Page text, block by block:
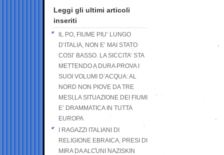
Leggi gli ultimi articoli
inseriti
IL PO, FIUME PIU’ LUNGO
D’ITALIA, NON E’ MAI STATO
COSI’ BASSO. LA SICCITA’ STA
METTENDO A DURA PROVA I
SUOI VOLUMI D’ACQUA: AL
NORD NON PIOVE DA TRE
MESI,LA SITUAZIONE DEI FIUMI
E’ DRAMMATICA IN TUTTA
EUROPA
I RAGAZZI ITALIANI DI
RELIGIONE EBRAICA, PRESI DI
MIRA DA ALCUNI NAZISKIN